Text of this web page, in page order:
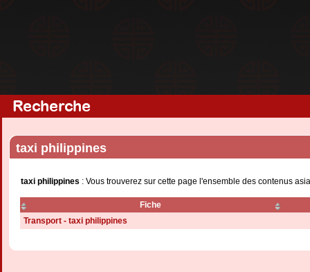
Recherche
taxi philippines
taxi philippines : Vous trouverez sur cette page l'ensemble des contenus
Fiche
Transport - taxi philippines